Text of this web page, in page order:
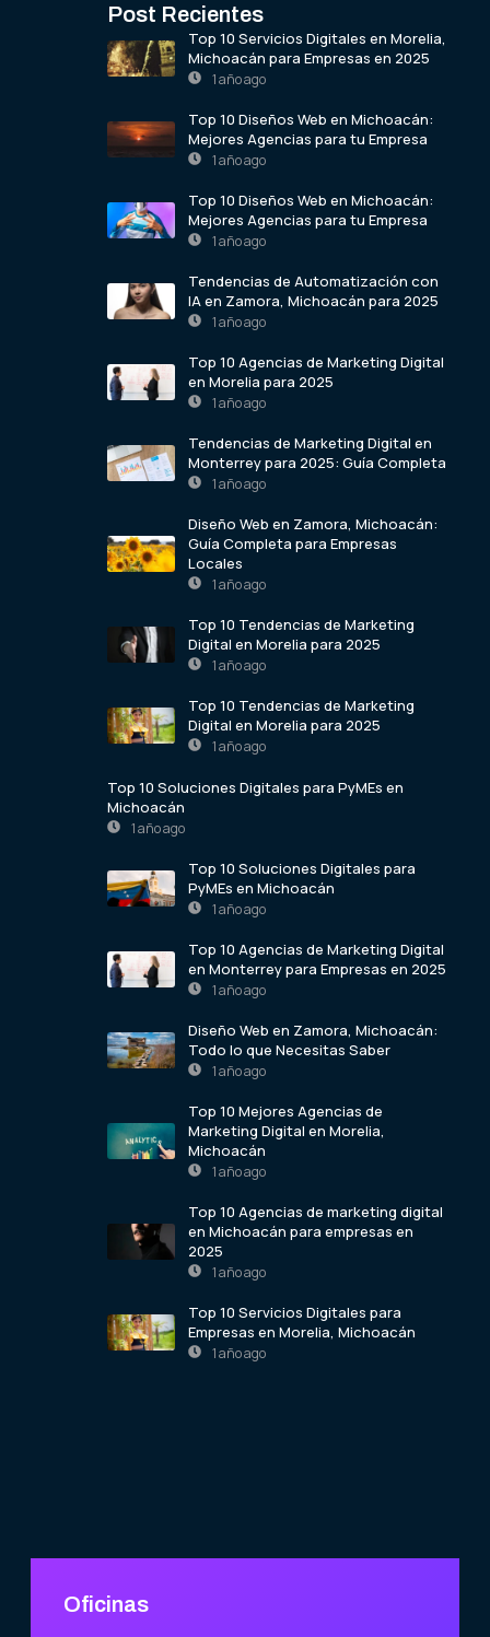
Post Recientes
Top 10 Servicios Digitales en Morelia,
Michoacán para Empresas en 2025
1 año ago
Top 10 Diseños Web en Michoacán:
Mejores Agencias para tu Empresa
1 año ago
Top 10 Diseños Web en Michoacán:
Mejores Agencias para tu Empresa
1 año ago
Tendencias de Automatización con
IA en Zamora, Michoacán para 2025
1 año ago
Top 10 Agencias de Marketing Digital
en Morelia para 2025
1 año ago
Tendencias de Marketing Digital en
Monterrey para 2025: Guía Completa
1 año ago
Diseño Web en Zamora, Michoacán:
Guía Completa para Empresas
Locales
1 año ago
Top 10 Tendencias de Marketing
Digital en Morelia para 2025
1 año ago
Top 10 Tendencias de Marketing
Digital en Morelia para 2025
1 año ago
Top 10 Soluciones Digitales para PyMEs en
Michoacán
1 año ago
Top 10 Soluciones Digitales para
PyMEs en Michoacán
1 año ago
Top 10 Agencias de Marketing Digital
en Monterrey para Empresas en 2025
1 año ago
Diseño Web en Zamora, Michoacán:
Todo lo que Necesitas Saber
1 año ago
Top 10 Mejores Agencias de
Marketing Digital en Morelia,
Michoacán
1 año ago
Top 10 Agencias de marketing digital
en Michoacán para empresas en
2025
1 año ago
Top 10 Servicios Digitales para
Empresas en Morelia, Michoacán
1 año ago
Oficinas